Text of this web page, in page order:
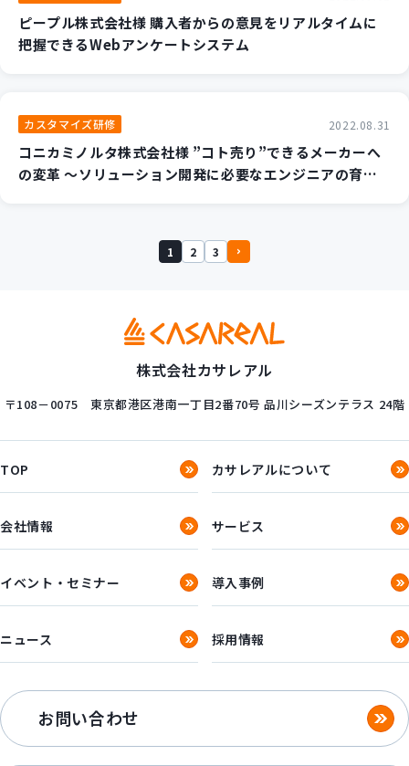
ピープル株式会社様 購入者からの意見をリアルタイムに
把握できるWebアンケートシステム
カスタマイズ研修 2022.08.31
コニカミノルタ株式会社様 ”コト売り”できるメーカーへ
の変革 ～ソリューション開発に必要なエンジニアの育成
1 2 3
株式会社カサレアル
〒108－0075 東京都港区港南一丁目2番70号 品川シーズンテラス 24階
TOP カサレアルについて
会社情報 サービス
イベント・セミナー 導入事例
ニュース 採用情報
お問い合わせ